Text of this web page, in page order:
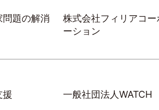
問題の解消
株式会社フィリアコー
ーション
援 一般社団法人WATCH